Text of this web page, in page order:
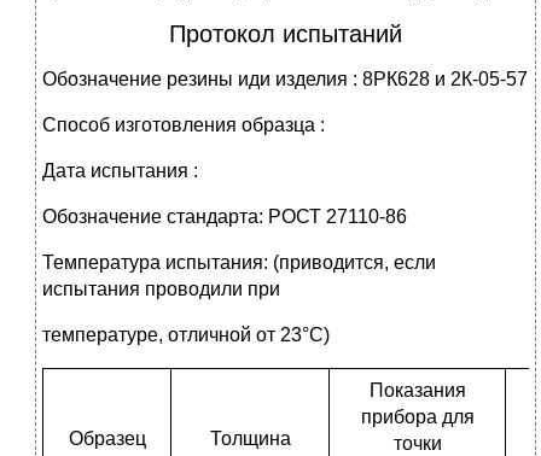
Протокол испытаний
Обозначение резины иди изделия : 8РК628 и 2К-05-57
Способ изготовления образца :
Дата испытания :
Обозначение стандарта: РОСТ 27110-86
Температура испытания: (приводится, если
испытания проводили при
температуре, отличной от 23°С)
Образец Толщина
Показания
прибора для
точки